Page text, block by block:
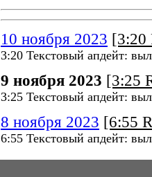
10 ноября 2023 [3:20
3:20 Текстовый апдейт:
9 ноября 2023 [3:25
3:25 Текстовый апдейт:
8 ноября 2023 [6:55
6:55 Текстовый апдейт: